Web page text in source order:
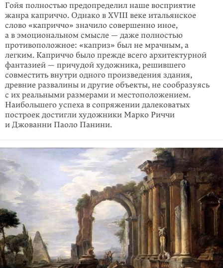
Гойя полностью предопределил наше восприятие
жанра каприччо. Однако в XVIII веке итальянское
слово «каприччо» значило совершенно иное,
а в эмоциональном смысле — даже полностью
противоположное: «каприз» был не мрачным, а
легким. Каприччо было прежде всего архитектурной
фантазией — причудой художника, решившего
совместить внутри одного произведения здания,
древние развалины и другие объекты, не сообразуясь
с их реальными размерами и местоположением.
Наибольшего успеха в сопряжении далековатых
построек достигли художники Марко Риччи
и Джованни Паоло Панини.